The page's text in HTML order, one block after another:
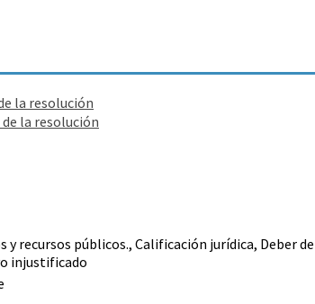
la resolución
la resolución
y recursos públicos., Calificación jurídica, Deber
injustificado